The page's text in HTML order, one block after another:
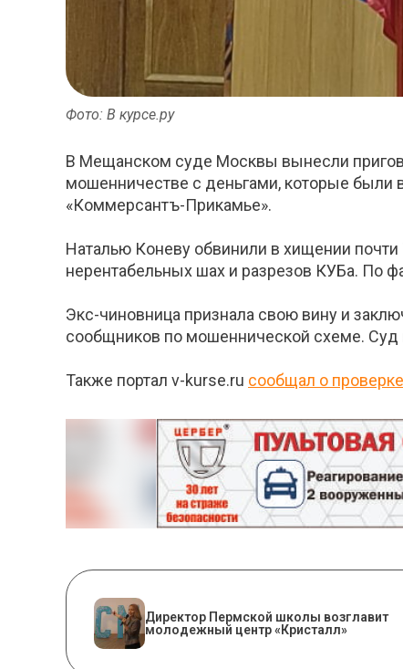
Фото: В курсе.ру
В Мещанском суде Москвы вынесли
мошенничестве с деньгами, которые были
«Коммерсантъ-Прикамье».
Наталью Коневу обвинили в хищении
нерентабельных шах и разрезов КУБа. По
Экс-чиновница признала свою вину и
сообщников по мошеннической схеме. Суд
Также портал v-kurse.ru сообщал о
​Директор Пермской школы возглавит
молодежный центр «Кристалл»